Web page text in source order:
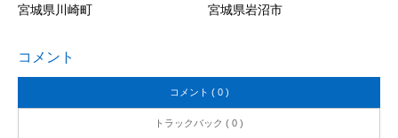
宮城県川崎町
宮城県岩沼市
コメント
コメント ( 0 )
トラックバック ( 0 )